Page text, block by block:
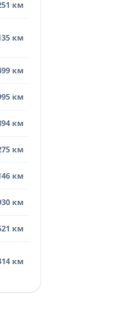
км
км
км
км
км
км
км
км
км
км